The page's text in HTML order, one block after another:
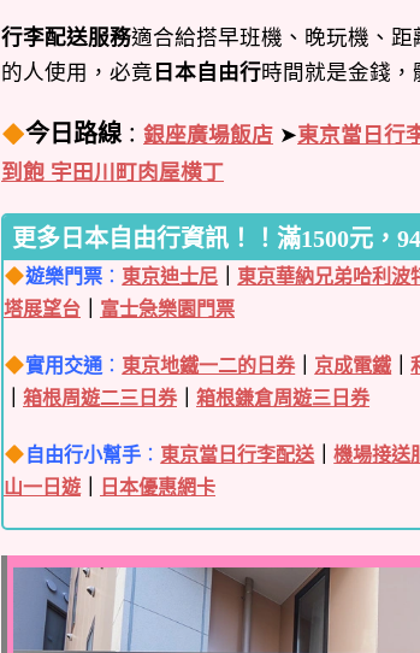
行李配送服務適合給搭早班機、晚玩機、
的人使用，必竟日本自由行時間就是金錢，
今日路線：銀座廣場飯店 ➤東京當日行
到飽 宇田川町肉屋横丁
更多日本自由行資訊！！滿1500元，
遊樂門票 ： 東京迪士尼 東京華納兄弟哈利波
塔展望台
富士急樂園門票
實用交通 ： 東京地鐵一二的日券｜ 京成電鐵 ｜
箱根周遊二三日券｜ 箱根鎌倉周遊三日券
自由行小幫手 ： 東京當日行李配送｜機場接送
山一日遊｜ 日本優惠網卡